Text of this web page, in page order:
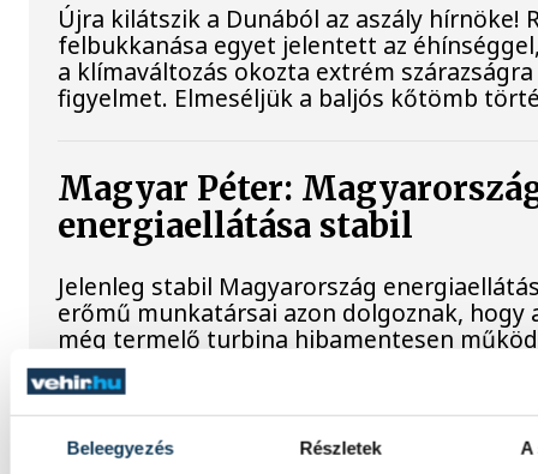
Beleegyezés Részletek A
Újra kilátszik a Dunából az aszály hírnöke!
felbukkanása egyet jelentett az
a klímaváltozás okozta extrém
figyelmet. Elmeséljük a baljós kőtömb
Magyar Péter:
energiaellátása stabil
Jelenleg stabil Magyarország
erőmű munkatársai azon dolgoznak, hogy
még termelő turbina hibamentesen
közölte a miniszterelnök a paksi
látogatása során.